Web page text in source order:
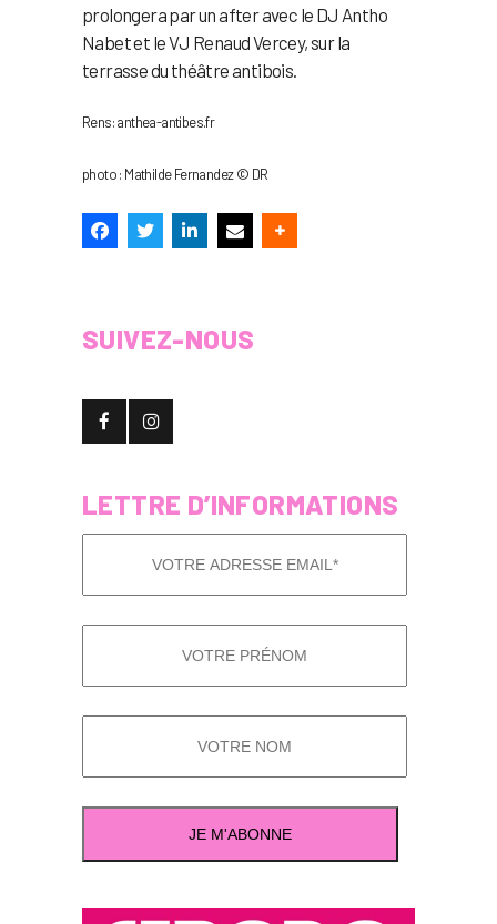
prolongera par un after avec le DJ Antho
Nabet et le VJ Renaud Vercey, sur la
terrasse du théâtre antibois.
Rens: anthea-antibes.fr
photo : Mathilde Fernandez © DR
SUIVEZ-NOUS
LETTRE D’INFORMATIONS